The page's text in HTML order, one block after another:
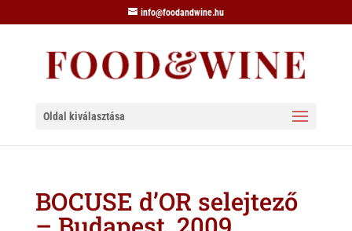
info@foodandwine.hu
Oldal kiválasztása
BOCUSE d’OR selejtező